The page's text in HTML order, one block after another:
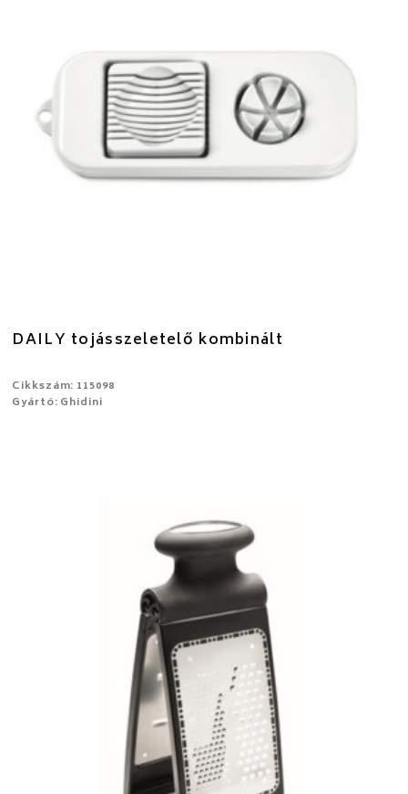
DAILY tojásszeletelő kombinált
Cikkszám: 115098
Gyártó: Ghidini